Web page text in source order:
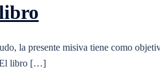
la presente misiva tiene como
El libro […]